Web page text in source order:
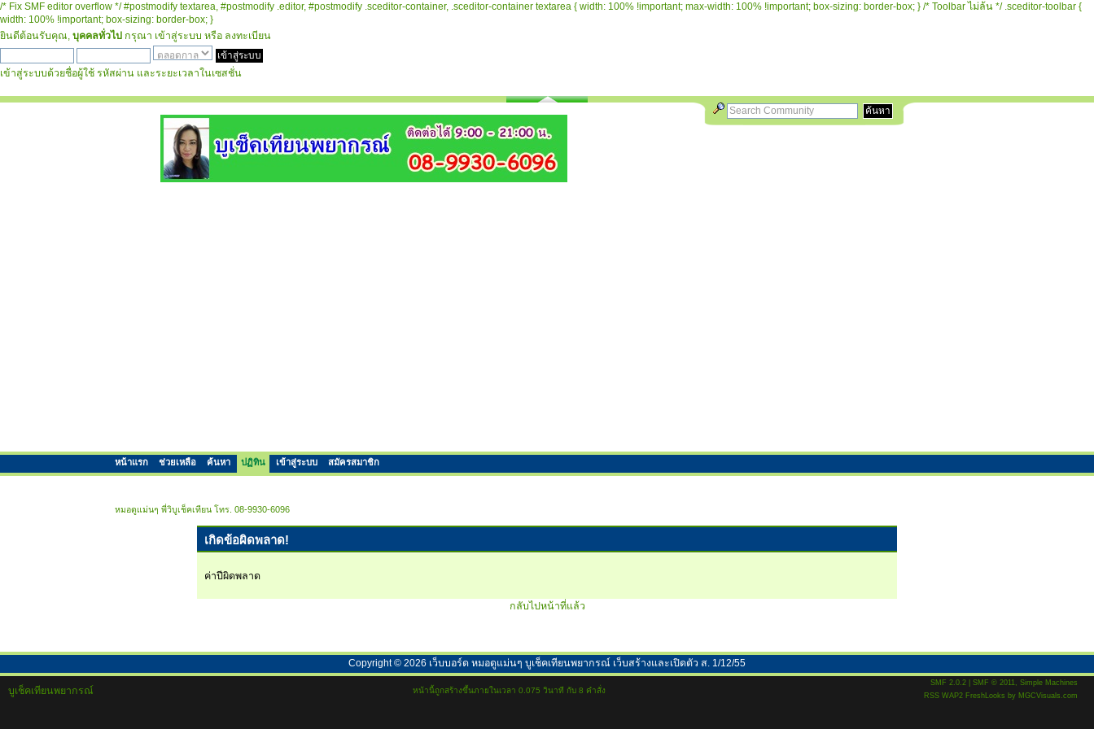
/* Fix SMF editor overflow */ #postmodify textarea, #postmodify .editor, #postmodify .sceditor-container, .sceditor-container textarea { width: 100% !important; max-width: 100% !important; box-sizing: border-box; } /* Toolbar ไม่ล้น */ .sceditor-toolbar {
width: 100% !important; box-sizing: border-box; }
ยินดีต้อนรับคุณ, บุคคลทั่วไป กรุณา เข้าสู่ระบบ หรือ ลงทะเบียน
เข้าสู่ระบบด้วยชื่อผู้ใช้ รหัสผ่าน และระยะเวลาในเซสชั่น
หน้าแรก ช่วยเหลือ ค้นหา ปฏิทิน เข้าสู่ระบบ สมัครสมาชิก
หมอดูแม่นๆ พี่วิบูเช็คเทียน โทร. 08-9930-6096
เกิดข้อผิดพลาด!
ค่าปีผิดพลาด
กลับไปหน้าที่แล้ว
Copyright © 2026 เว็บบอร์ด หมอดูแม่นๆ บูเช็คเทียนพยากรณ์ เว็บสร้างและเปิดตัว ส. 1/12/55
บูเช็คเทียนพยากรณ์
SMF 2.0.2 SMF © 2011, Simple Machines
RSS WAP2 FreshLooks by MGCVisuals.com
หน้านี้ถูกสร้างขึ้นภายในเวลา 0.075 วินาที กับ 8 คำสั่ง